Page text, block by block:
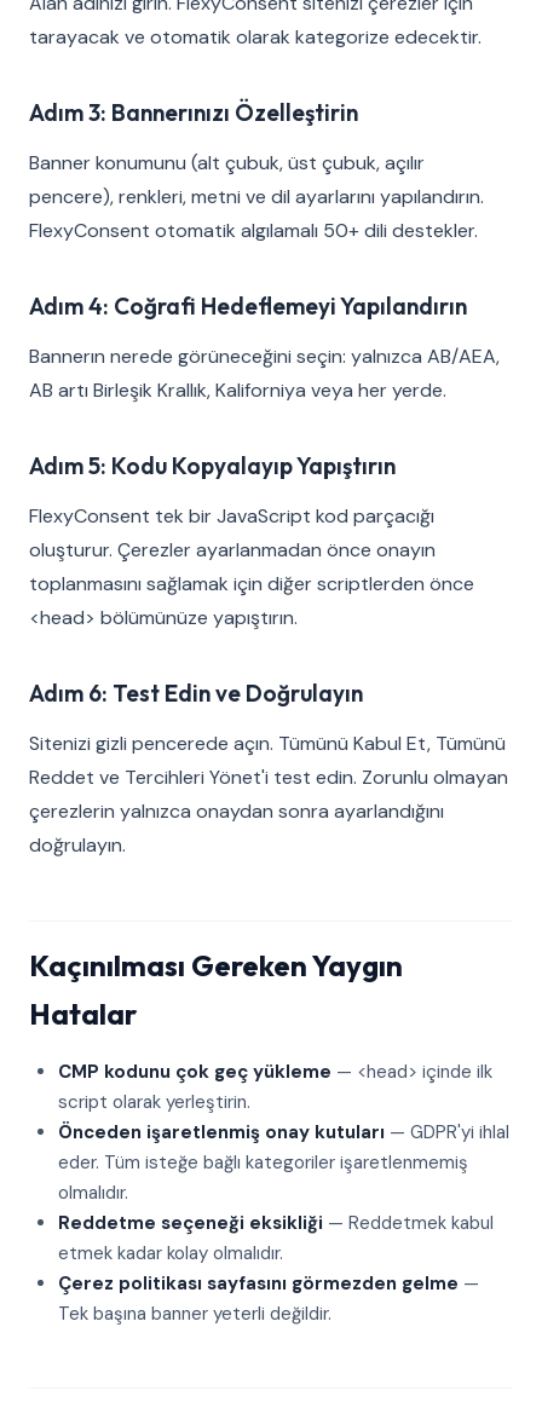
tarayacak ve otomatik olarak kategorize edecektir.
Adım 3: Bannerınızı Özelleştirin
Banner konumunu (alt çubuk, üst çubuk, açılır
pencere), renkleri, metni ve dil ayarlarını yapılandırın.
FlexyConsent otomatik algılamalı 50+ dili destekler.
Adım 4: Coğrafi Hedeflemeyi Yapılandırın
Bannerın nerede görüneceğini seçin: yalnızca AB/AEA,
AB artı Birleşik Krallık, Kaliforniya veya her yerde.
Adım 5: Kodu Kopyalayıp Yapıştırın
FlexyConsent tek bir JavaScript kod parçacığı
oluşturur. Çerezler ayarlanmadan önce onayın
toplanmasını sağlamak için diğer scriptlerden önce
<head> bölümünüze yapıştırın.
Adım 6: Test Edin ve Doğrulayın
Sitenizi gizli pencerede açın. Tümünü Kabul Et, Tümünü
Reddet ve Tercihleri Yönet'i test edin. Zorunlu olmayan
çerezlerin yalnızca onaydan sonra ayarlandığını
doğrulayın.
Kaçınılması Gereken Yaygın
Hatalar
CMP kodunu çok geç yükleme — <head> içinde ilk
script olarak yerleştirin.
Önceden işaretlenmiş onay kutuları — GDPR'yi ihlal
eder. Tüm isteğe bağlı kategoriler işaretlenmemiş
olmalıdır.
Reddetme seçeneği eksikliği — Reddetmek kabul
etmek kadar kolay olmalıdır.
Çerez politikası sayfasını görmezden gelme —
Tek başına banner yeterli değildir.